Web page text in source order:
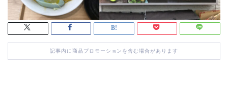
記事内に商品プロモーションを含む場合があります